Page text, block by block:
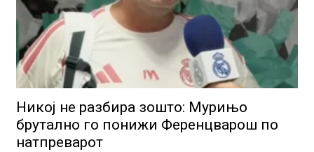
Никој не разбира зошто: Мурињо
брутално го понижи Ференцварош по
натпреварот